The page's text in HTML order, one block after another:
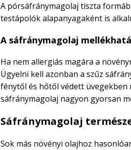
A pórsáfránymagolaj tiszta
testápolók alapanyagaként is
A sáfránymagolaj
Ha nem allergiás magára a
Ügyelni kell azonban a szűz
fénytől és hőtől védett üvegekben
sáfránymagolaj nagyon gyorsan
Sáfránymagolaj
Sok más növényi olajhoz